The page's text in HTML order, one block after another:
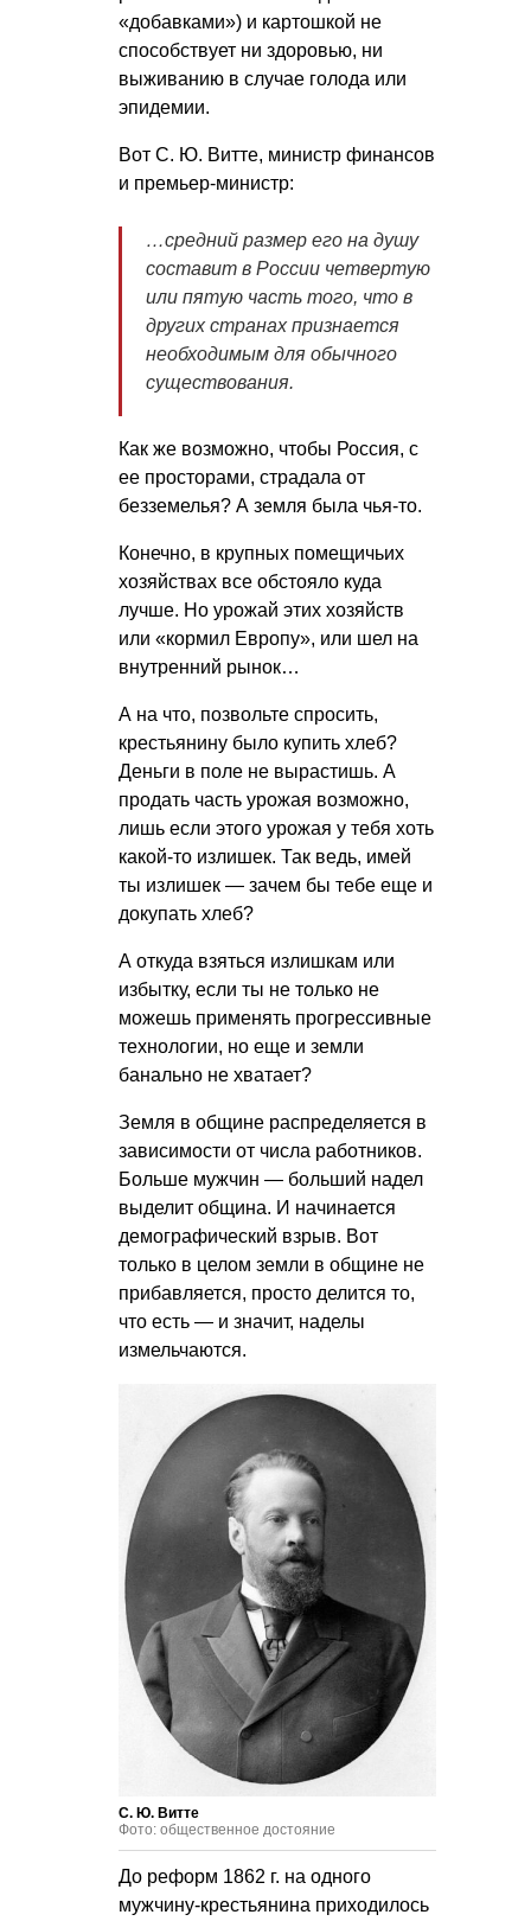
«добавками») и картошкой не
способствует ни здоровью, ни
выживанию в случае голода или
эпидемии.
Вот С. Ю. Витте, министр финансов
и премьер-министр:
…средний размер его на душу
составит в России четвертую
или пятую часть того, что в
других странах признается
необходимым для обычного
существования.
Как же возможно, чтобы Россия, с
ее просторами, страдала от
безземелья? А земля была чья-то.
Конечно, в крупных помещичьих
хозяйствах все обстояло куда
лучше. Но урожай этих хозяйств
или «кормил Европу», или шел на
внутренний рынок…
А на что, позвольте спросить,
крестьянину было купить хлеб?
Деньги в поле не вырастишь. А
продать часть урожая возможно,
лишь если этого урожая у тебя хоть
какой-то излишек. Так ведь, имей
ты излишек — зачем бы тебе еще и
докупать хлеб?
А откуда взяться излишкам или
избытку, если ты не только не
можешь применять прогрессивные
технологии, но еще и земли
банально не хватает?
Земля в общине распределяется в
зависимости от числа работников.
Больше мужчин — больший надел
выделит община. И начинается
демографический взрыв. Вот
только в целом земли в общине не
прибавляется, просто делится то,
что есть — и значит, наделы
измельчаются.
С. Ю. Витте
Фото: общественное достояние
До реформ 1862 г. на одного
мужчину-крестьянина приходилось